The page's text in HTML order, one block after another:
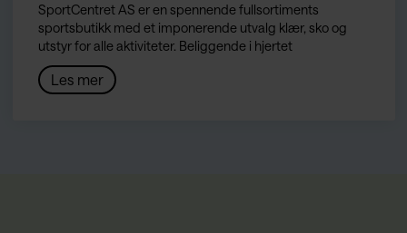
SportCentret AS er en spennende fullsortiments
sportsbutikk med et imponerende utvalg klær, sko og
utstyr for alle aktiviteter. Beliggende i hjertet
Les mer